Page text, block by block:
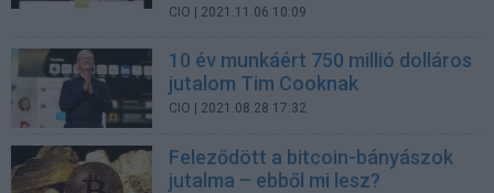
CIO | 2021.11.06 10:09
10 év munkáért 750 millió dolláros
jutalom Tim Cooknak
CIO | 2021.08.28 17:32
Feleződött a bitcoin-bányászok
jutalma – ebből mi lesz?